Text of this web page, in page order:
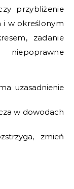
przybliżenie
i w określonym
zadanie
uzasadnienie
w dowodach
zmień